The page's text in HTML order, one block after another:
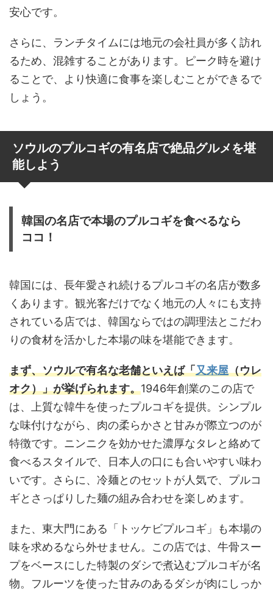
安心です。
さらに、ランチタイムには地元の会社員が多く訪れ
るため、混雑することがあります。ピーク時を避け
ることで、より快適に食事を楽しむことができるで
しょう。
ソウルのプルコギの有名店で絶品グルメを堪
能しよう
韓国の名店で本場のプルコギを食べるなら
ココ！
韓国には、長年愛され続けるプルコギの名店が数多
くあります。観光客だけでなく地元の人々にも支持
されている店では、韓国ならではの調理法とこだわ
りの食材を活かした本場の味を堪能できます。
まず、ソウルで有名な老舗といえば「又来屋（ウレ
オク）」が挙げられます。1946年創業のこの店で
は、上質な韓牛を使ったプルコギを提供。シンプル
な味付けながら、肉の柔らかさと甘みが際立つのが
特徴です。ニンニクを効かせた濃厚なタレと絡めて
食べるスタイルで、日本人の口にも合いやすい味わ
いです。さらに、冷麺とのセットが人気で、プルコ
ギとさっぱりした麺の組み合わせを楽しめます。
また、東大門にある「トッケビプルコギ」も本場の
味を求めるなら外せません。この店では、牛骨スー
プをベースにした特製のダシで煮込むプルコギが名
物。フルーツを使った甘みのあるダシが肉にしっか